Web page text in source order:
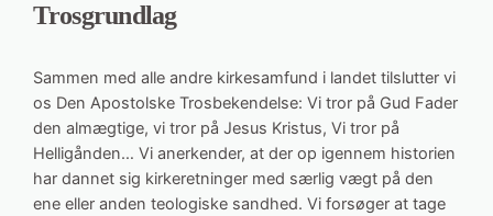
Trosgrundlag
Sammen med alle andre kirkesamfund i landet tilslutter vi
os Den Apostolske Trosbekendelse: Vi tror på Gud Fader
den almægtige, vi tror på Jesus Kristus, Vi tror på
Helligånden… Vi anerkender, at der op igennem historien
har dannet sig kirkeretninger med særlig vægt på den
ene eller anden teologiske sandhed. Vi forsøger at tage